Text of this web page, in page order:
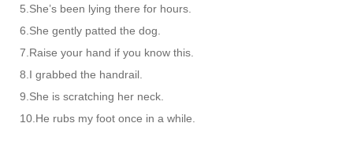
5.She’s been lying there for hours.
6.She gently patted the dog.
7.Raise your hand if you know this.
8.I grabbed the handrail.
9.She is scratching her neck.
10.He rubs my foot once in a while.